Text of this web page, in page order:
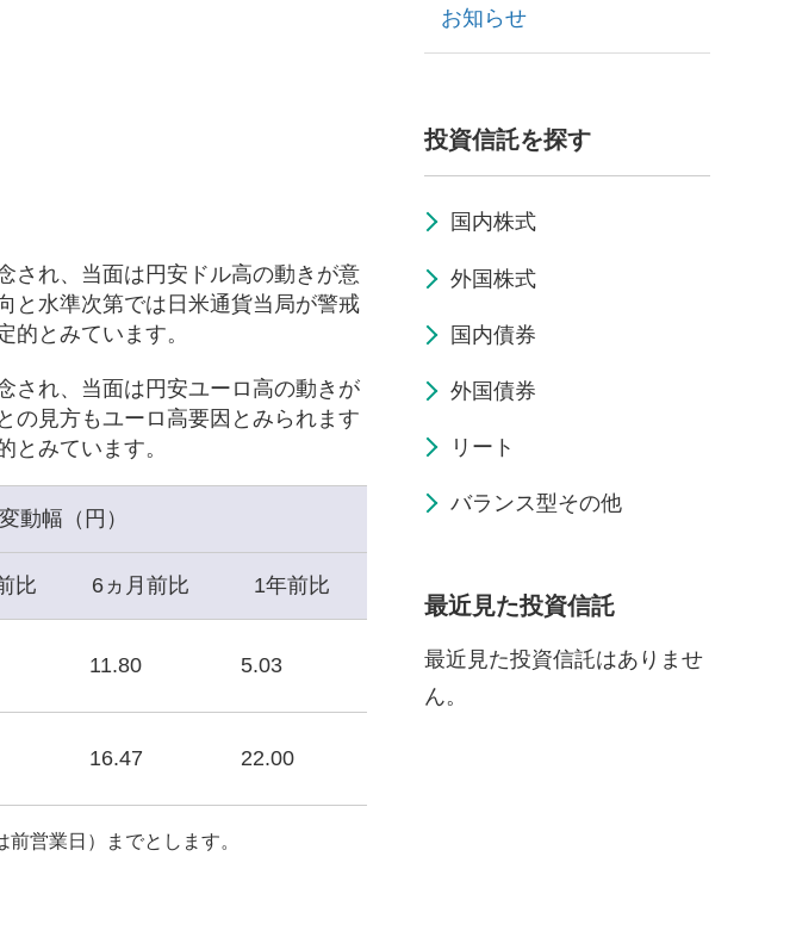
され、当面は円安ドル高の動きが意
と水準次第では日米通貨当局が警戒
とみています。
され、当面は円安ユーロ高の動きが
の見方もユーロ高要因とみられます
みています。
変動幅（円）
比 6ヵ月前比 1年前比
11.80 5.03
16.47 22.00
営業日）までとします。
お知らせ
投資信託を探す
国内株式
外国株式
国内債券
外国債券
リート
バランス型その他
最近見た投資信託
最近見た投資信託はありませ
ん。